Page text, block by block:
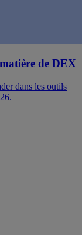
de DEX
dans les outils